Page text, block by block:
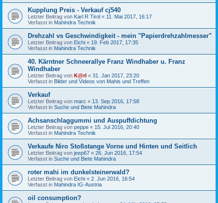
Kupplung Preis - Verkauf cj540
Letzter Beitrag von Karl R Tirol « 11. Mai 2017, 16:17
Verfasst in Mahindra Technik
Drehzahl vs Geschwindigkeit - mein "Papierdrehzahlmesser"
Letzter Beitrag von Eichi « 19. Feb 2017, 17:35
Verfasst in Mahindra Technik
40. Kärntner Schneerallye Franz Windhaber u. Franz
Windhaber
Letzter Beitrag von K@rl « 31. Jan 2017, 23:20
Verfasst in Bilder und Videos von Mahis und Treffen
Verkauf
Letzter Beitrag von marc « 13. Sep 2016, 17:58
Verfasst in Suche und Biete Mahindra
Achsanschlaggummi und Auspuffdichtung
Letzter Beitrag von peppe « 15. Jul 2016, 20:40
Verfasst in Mahindra Technik
Verkaufe Niro Stoßstange Vorne und Hinten und Seitlich
Letzter Beitrag von jeep67 « 26. Jun 2016, 17:54
Verfasst in Suche und Biete Mahindra
roter mahi im dunkelsteinerwald?
Letzter Beitrag von Eichi « 2. Jun 2016, 16:54
Verfasst in Mahindra IG-Austria
oil consumption?